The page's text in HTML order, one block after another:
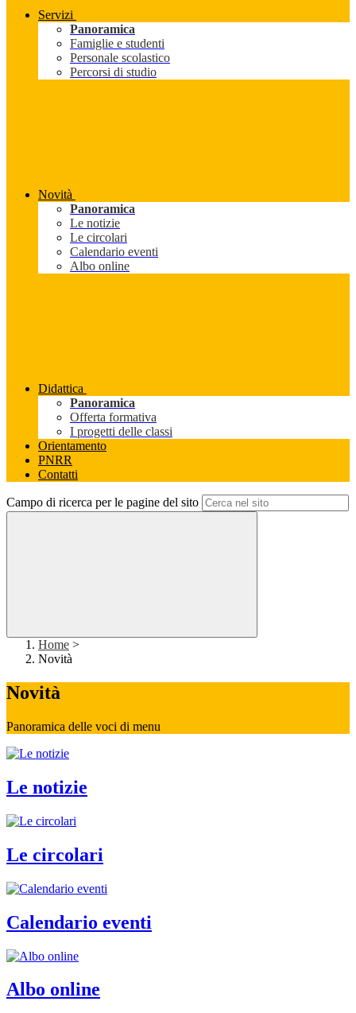
Servizi
Panoramica
Famiglie e studenti
Personale scolastico
Percorsi di studio
Novità
Panoramica
Le notizie
Le circolari
Calendario eventi
Albo online
Didattica
Panoramica
Offerta formativa
I progetti delle classi
Orientamento
PNRR
Contatti
Campo di ricerca per le pagine del sito
Home >
Novità
Novità
Panoramica delle voci di menu
Le notizie
Le circolari
Calendario eventi
Albo online